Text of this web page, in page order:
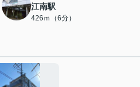
江南駅
426ｍ（6分）